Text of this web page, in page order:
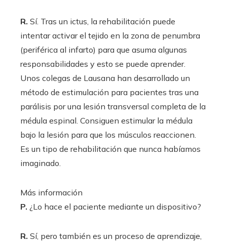
R. Sí. Tras un ictus, la rehabilitación puede
intentar activar el tejido en la zona de penumbra
(periférica al infarto) para que asuma algunas
responsabilidades y esto se puede aprender.
Unos colegas de Lausana han desarrollado un
método de estimulación para pacientes tras una
parálisis por una lesión transversal completa de la
médula espinal. Consiguen estimular la médula
bajo la lesión para que los músculos reaccionen.
Es un tipo de rehabilitación que nunca habíamos
imaginado.
Más información
P. ¿Lo hace el paciente mediante un dispositivo?
R. Sí, pero también es un proceso de aprendizaje,